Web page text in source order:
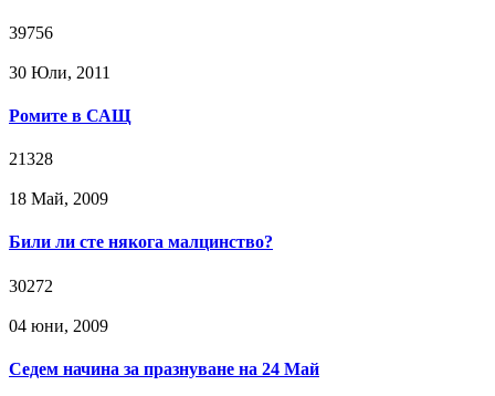
39756
30 Юли, 2011
Ромите в САЩ
21328
18 Май, 2009
Били ли сте някога малцинство?
30272
04 юни, 2009
Седем начина за празнуване на 24 Май